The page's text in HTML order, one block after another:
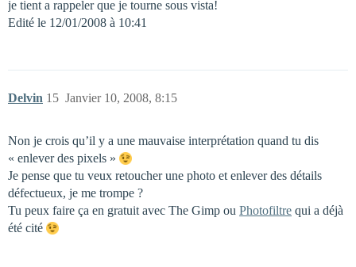
je tient a rappeler que je tourne sous vista!
Edité le 12/01/2008 à 10:41
Delvin Janvier 10, 2008, 8:15
15
Non je crois qu’il y a une mauvaise interprétation quand tu dis
« enlever des pixels »
Je pense que tu veux retoucher une photo et enlever des détails
défectueux, je me trompe ?
Tu peux faire ça en gratuit avec The Gimp ou Photofiltre qui a déjà
été cité